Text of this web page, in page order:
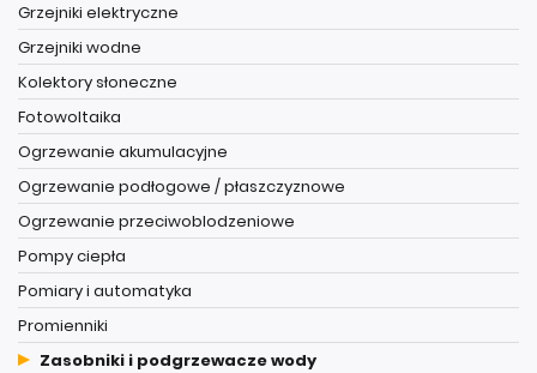
Grzejniki elektryczne
Grzejniki wodne
Kolektory słoneczne
Fotowoltaika
Ogrzewanie akumulacyjne
Ogrzewanie podłogowe / płaszczyznowe
Ogrzewanie przeciwoblodzeniowe
Pompy ciepła
Pomiary i automatyka
Promienniki
Zasobniki i podgrzewacze wody